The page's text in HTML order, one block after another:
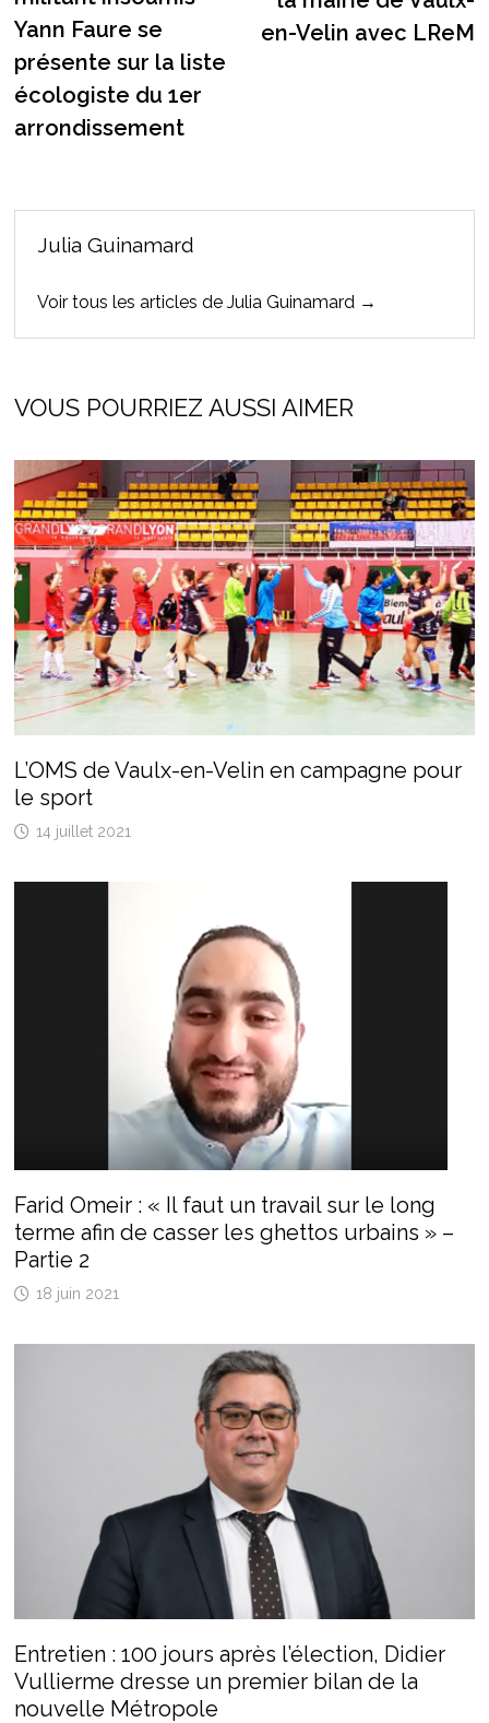
Yann Faure se
présente sur la liste
écologiste du 1er
arrondissement
en-Velin avec LReM
Julia Guinamard
Voir tous les articles de Julia Guinamard →
VOUS POURRIEZ AUSSI AIMER
L’OMS de Vaulx-en-Velin en campagne pour
le sport
14 juillet 2021
Farid Omeir : « Il faut un travail sur le long
terme afin de casser les ghettos urbains » –
Partie 2
18 juin 2021
Entretien : 100 jours après l’élection, Didier
Vullierme dresse un premier bilan de la
nouvelle Métropole